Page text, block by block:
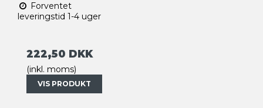
Forventet
leveringstid 1-4 uger
222,50 DKK
(inkl. moms)
VIS PRODUKT